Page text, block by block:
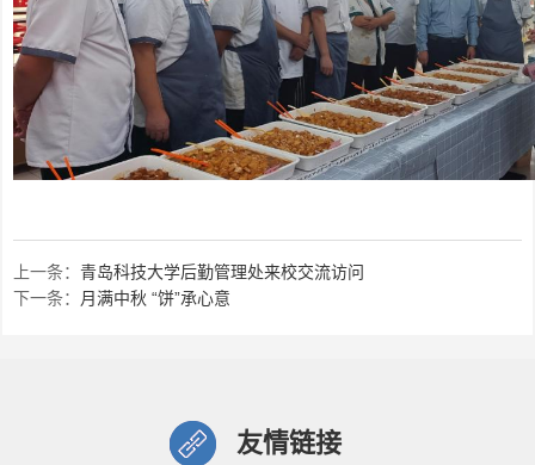
上一条：青岛科技大学后勤管理处来校交流访问
下一条： 月满中秋 “饼”承心意
友情链接